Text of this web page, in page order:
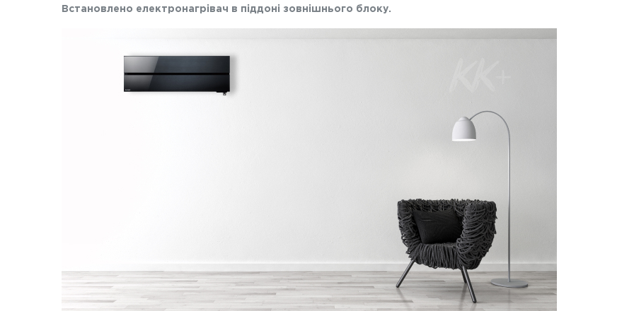
Встановлено електронагрівач в піддоні зовнішнього блоку.